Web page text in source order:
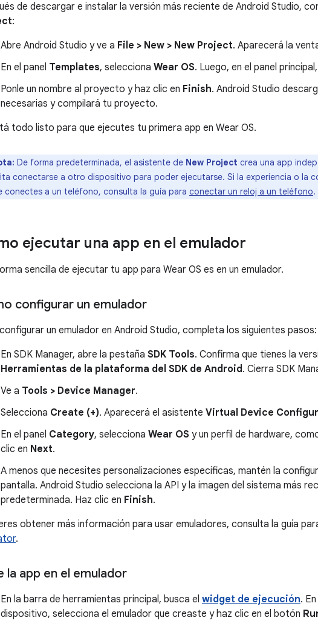
de descargar e instalar la versión más reciente de Android Studio,
:
Abre Android Studio y ve a File > New > New Project. Aparecerá la
En el panel Templates, selecciona Wear OS. Luego, en el panel
Ponle un nombre al proyecto y haz clic en Finish. Android Studio
necesarias y compilará tu proyecto.
todo listo para que ejecutes tu primera app en Wear OS.
De forma predeterminada, el asistente de New Project crea una app
conectarse a otro dispositivo para poder ejecutarse. Si la experiencia o la
conectes a un teléfono, consulta la guía para conectar un reloj a un teléfono.
ejecutar una app en el emulador
sencilla de ejecutar tu app para Wear OS es en un emulador.
configurar un emulador
un emulador en Android Studio, completa los siguientes pasos:
En SDK Manager, abre la pestaña SDK Tools. Confirma que tienes la
Herramientas de la plataforma del SDK de Android. Cierra SDK
Ve a Tools > Device Manager.
Selecciona Create (+). Aparecerá el asistente Virtual Device
En el panel Category, selecciona Wear OS y un perfil de hardware,
clic en Next.
A menos que necesites personalizaciones específicas, mantén la
pantalla. Android Studio selecciona la API y la imagen del sistema más
predeterminada. Haz clic en Finish.
obtener más información para usar emuladores, consulta la guía
.
la app en el emulador
En la barra de herramientas principal, busca el widget de ejecución.
dispositivo, selecciona el emulador que creaste y haz clic en el botón